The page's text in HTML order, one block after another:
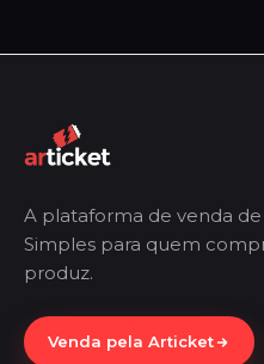
A plataforma de venda
Simples para quem
produz.
Venda pela Articket